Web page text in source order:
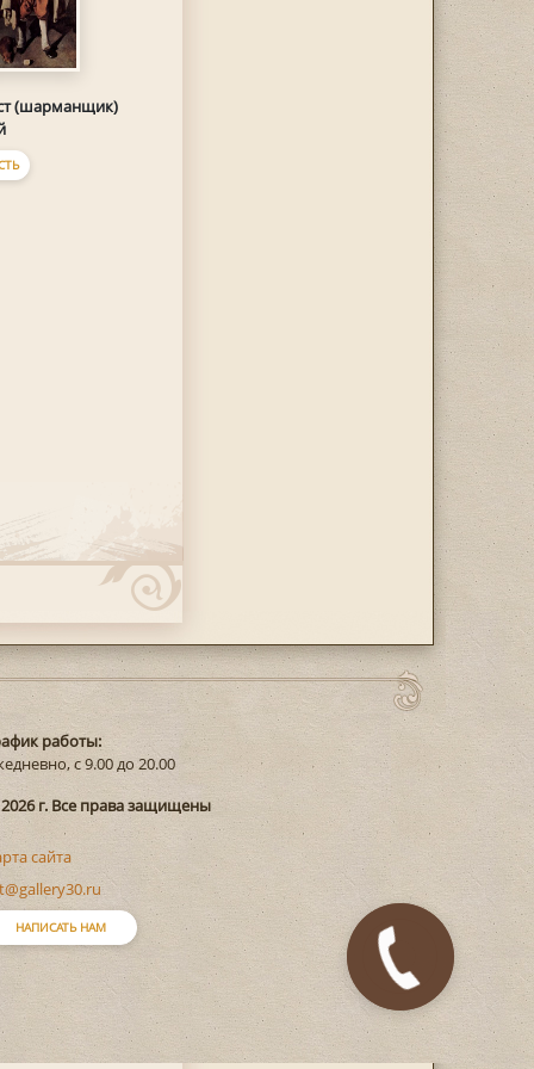
(шарманщик)
работы:
с 9.00 до 20.00
г. Все права защищены
сайта
НАПИСАТЬ НАМ
Закажите
звонок